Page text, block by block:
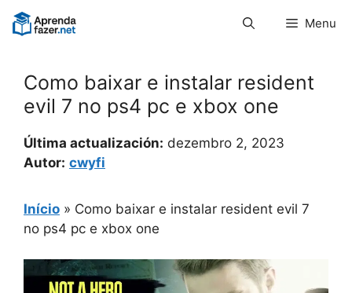
Pular
para
Menu
Como baixar e instalar resident
evil 7 no ps4 pc e xbox one
Última actualización: dezembro 2, 2023
Autor: cwyfi
Início » Como baixar e instalar resident evil 7
no ps4 pc e xbox one